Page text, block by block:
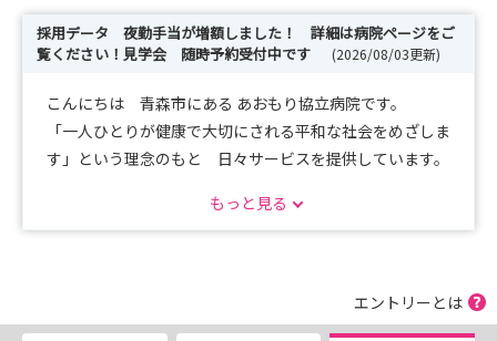
採用データ 夜勤手当が増額しました！ 詳細は病院ページをご
覧ください！見学会 随時予約受付中です
(2026/08/03更新)
こんにちは 青森市にある あおもり協立病院です。
「一人ひとりが健康で大切にされる平和な社会をめざしま
す」という理念のもと 日々サービスを提供しています。
る一助を担っています
・Instagram更新しましたのでぜひご覧ください
もっと見る
エントリーとは